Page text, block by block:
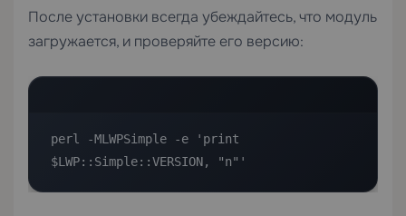
После установки всегда убеждайтесь, что модуль
загружается, и проверяйте его версию:
perl -MLWPSimple -e 'print
$LWP::Simple::VERSION, "n"'